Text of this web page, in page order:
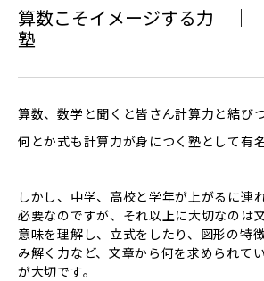
算数こそイメージする力 ｜
塾
算数、数学と聞くと皆さん計算力と結び
何とか式も計算力が身につく塾として有名
しかし、中学、高校と学年が上がるに連
必要なのですが、それ以上に大切なのは
意味を理解し、立式をしたり、図形の特
み解く力など、文章から何を求められて
が大切です。